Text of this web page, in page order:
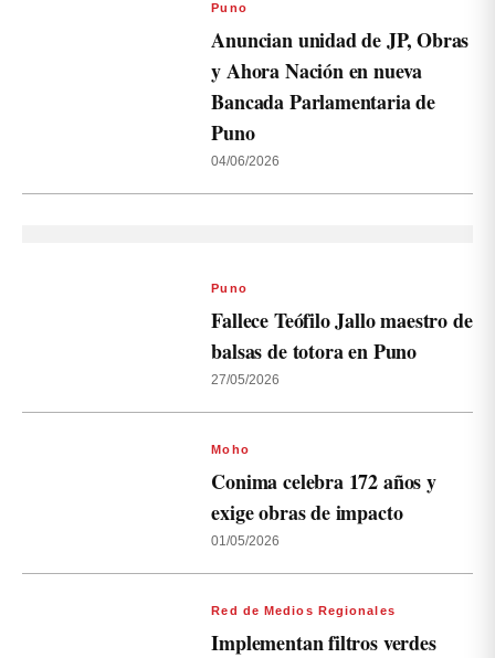
Puno
Anuncian unidad de JP, Obras
y Ahora Nación en nueva
Bancada Parlamentaria de
Puno
04/06/2026
Puno
Fallece Teófilo Jallo maestro de
balsas de totora en Puno
27/05/2026
Moho
Conima celebra 172 años y
exige obras de impacto
01/05/2026
Red de Medios Regionales
Implementan filtros verdes